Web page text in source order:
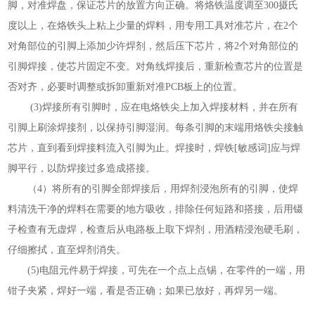
脚，对准焊盘，保证芯片的放置方向正确。将烙铁温度调至300摄氏
度以上，在烙铁头上粘上少量的焊料，用专用工具对准芯片，在2个
对角部位的引脚上添加少许焊剂，然后压下芯片，将2个对角部位的
引脚焊接，使芯片固定不变。对角线焊接后，重新检查芯片的位置是
否对齐，必要时调整或拆卸重新对准PCB板上的位置。
(3)焊接所有引脚时，应在电烙铁尖上加入焊接材料，并在所有
引脚上刷涂焊接剂，以保持引脚湿润。每条引脚的末端用烙铁尖接触
芯片，直到看到焊接料流入引脚为止。焊接时，焊铁[敏感词]应与焊
脚平行，以防焊接过多造成搭接。
（4）将所有的引脚全部焊接后，用焊剂浸泡所有的引脚，使焊
料清洗干净的焊料在需要的地方吸收，排除任何短路和搭接，后用镊
子检查有无虚焊，检查后从电路板上取下焊剂，用酒精浸泡硬毛刷，
仔细擦拭，直至焊剂消失。
(5)电阻元件易于焊接，可先在一个点上点锡，在零件的一端，用
钳子夹紧，焊好一端，看是否正确；如果已放好，再焊另一端。